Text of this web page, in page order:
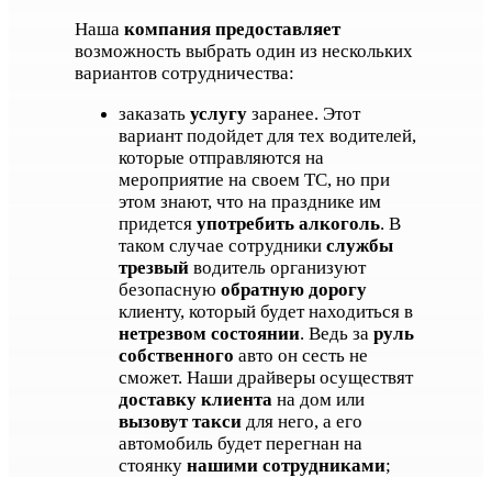
Наша компания предоставляет
возможность выбрать один из нескольких
вариантов сотрудничества:
заказать услугузаранее. Этот
вариант подойдет для тех водителей,
которые отправляются на
мероприятие на своем ТС, но при
этом знают, что на празднике им
придется употребить алкоголь. В
таком случае сотрудники службы
трезвыйводитель организуют
безопасную обратную дорогу
клиенту, который будет находиться в
нетрезвом состоянии. Ведь за руль
собственного авто он сесть не
сможет. Наши драйверы осуществят
доставку клиента на дом или
вызовут таксидля него, а его
автомобиль будет перегнан на
стоянку нашими сотрудниками;